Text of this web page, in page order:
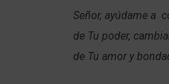
Señor, ayúdame a
de Tu poder,
de Tu amor y